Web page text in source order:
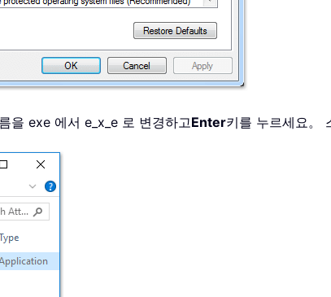
을 exe 에서 e_x_e 로 변경하고Enter키를 누르세요。